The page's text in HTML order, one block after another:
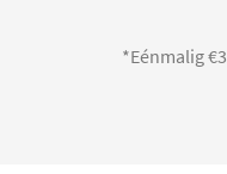
*Eénmalig